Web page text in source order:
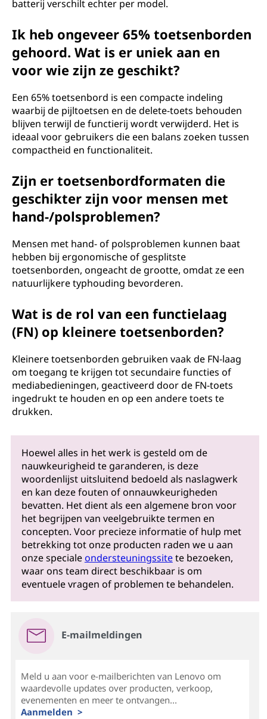
batterij verschilt echter per model.
Ik heb ongeveer 65% toetsenborden
gehoord. Wat is er uniek aan en
voor wie zijn ze geschikt?
Een 65% toetsenbord is een compacte indeling
waarbij de pijltoetsen en de delete-toets behouden
blijven terwijl de functierij wordt verwijderd. Het is
ideaal voor gebruikers die een balans zoeken tussen
compactheid en functionaliteit.
Zijn er toetsenbordformaten die
geschikter zijn voor mensen met
hand-/polsproblemen?
Mensen met hand- of polsproblemen kunnen baat
hebben bij ergonomische of gesplitste
toetsenborden, ongeacht de grootte, omdat ze een
natuurlijkere typhouding bevorderen.
Wat is de rol van een functielaag
(FN) op kleinere toetsenborden?
Kleinere toetsenborden gebruiken vaak de FN-laag
om toegang te krijgen tot secundaire functies of
mediabedieningen, geactiveerd door de FN-toets
ingedrukt te houden en op een andere toets te
drukken.
Hoewel alles in het werk is gesteld om de
nauwkeurigheid te garanderen, is deze
woordenlijst uitsluitend bedoeld als naslagwerk
en kan deze fouten of onnauwkeurigheden
bevatten. Het dient als een algemene bron voor
het begrijpen van veelgebruikte termen en
concepten. Voor precieze informatie of hulp met
betrekking tot onze producten raden we u aan
onze specialeondersteuningssitete bezoeken,
waar ons team direct beschikbaar is om
eventuele vragen of problemen te behandelen.
E-mailmeldingen
Meld u aan voor e-mailberichten van Lenovo om
waardevolle updates over producten, verkoop,
evenementen en meer te ontvangen...
Aanmelden >